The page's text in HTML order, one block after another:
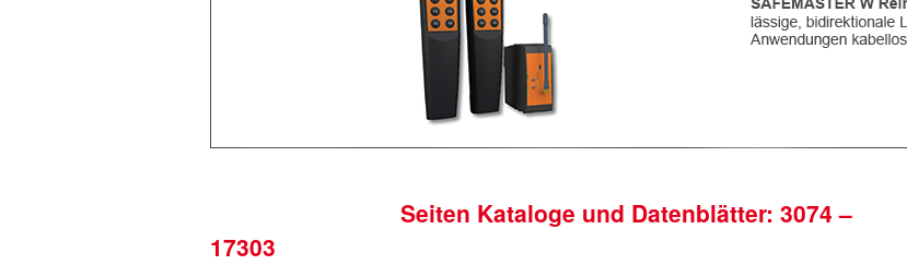
Seiten Kataloge und Datenblätter: 3074 –
17303